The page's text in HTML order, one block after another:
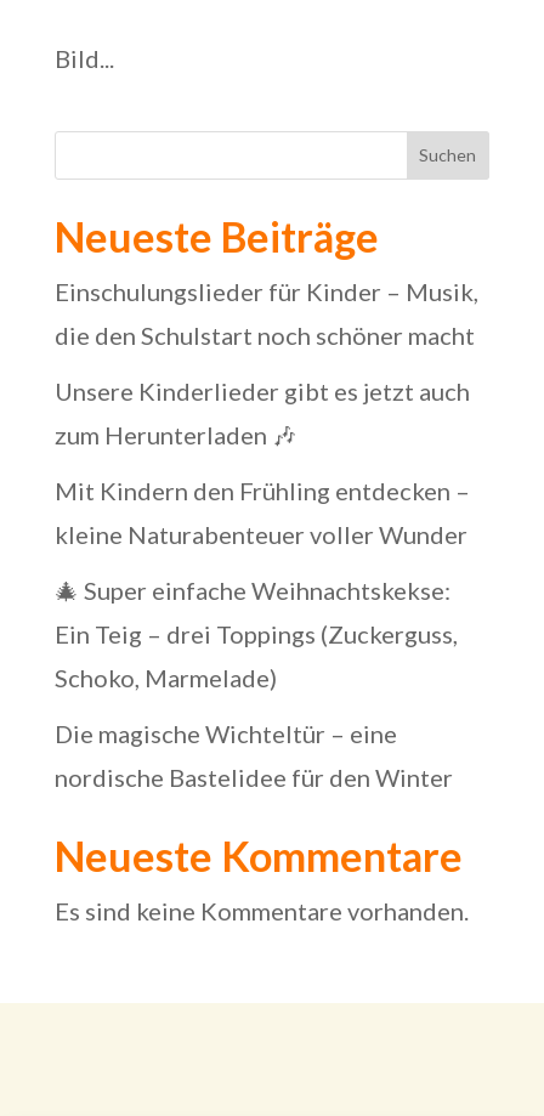
Bild...
Suchen
Neueste Beiträge
Einschulungslieder für Kinder – Musik,
die den Schulstart noch schöner macht
Unsere Kinderlieder gibt es jetzt auch
zum Herunterladen 🎶
Mit Kindern den Frühling entdecken –
kleine Naturabenteuer voller Wunder
🎄 Super einfache Weihnachtskekse:
Ein Teig – drei Toppings (Zuckerguss,
Schoko, Marmelade)
Die magische Wichteltür – eine
nordische Bastelidee für den Winter
Neueste Kommentare
Es sind keine Kommentare vorhanden.